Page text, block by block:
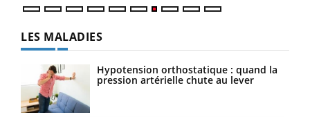
LES MALADIES
Hypotension orthostatique : quand la
pression artérielle chute au lever